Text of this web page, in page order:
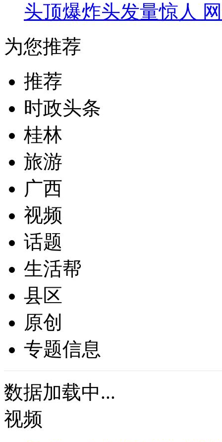
头顶爆炸头发量惊人
为您推荐
推荐
时政头条
桂林
旅游
广西
视频
话题
生活帮
县区
原创
专题信息
数据加载中...
视频